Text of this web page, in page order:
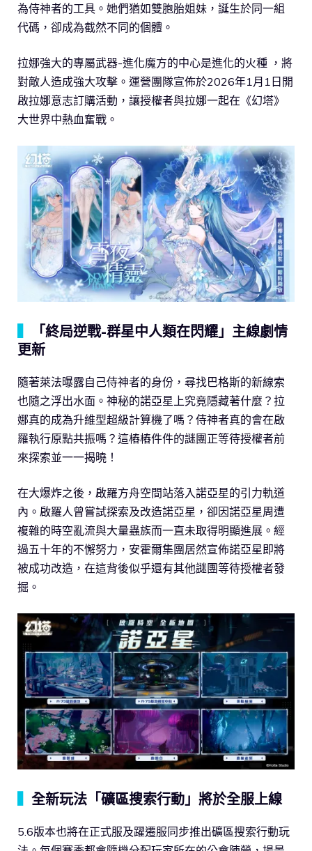
為侍神者的工具。她們猶如雙胞胎姐妹，誕生於同一組
代碼，卻成為截然不同的個體。
拉娜強大的專屬武器-進化魔方的中心是進化的火種 ，將
對敵人造成強大攻擊。運營團隊宣佈於2026年1月1日開
啟拉娜意志訂購活動，讓授權者與拉娜一起在《幻塔》
大世界中熱血奮戰。
「終局逆戰-群星中人類在閃耀」主線劇情
更新
隨著萊法曝露自己侍神者的身份，尋找巴格斯的新線索
也隨之浮出水面。神秘的諾亞星上究竟隱藏著什麼？拉
娜真的成為升維型超級計算機了嗎？侍神者真的會在啟
羅執行原點共振嗎？這樁樁件件的謎團正等待授權者前
來探索並一一揭曉！
在大爆炸之後，啟羅方舟空間站落入諾亞星的引力軌道
內。啟羅人曾嘗試探索及改造諾亞星，卻因諾亞星周遭
複雜的時空亂流與大量蟲族而一直未取得明顯進展。經
過五十年的不懈努力，安霍爾集團居然宣佈諾亞星即將
被成功改造，在這背後似乎還有其他謎團等待授權者發
掘。
全新玩法「礦區搜索行動」將於全服上線
5.6版本也將在正式服及躍遷服同步推出礦區搜索行動玩